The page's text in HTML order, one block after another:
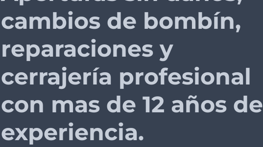
cambios de bombín,
reparaciones y
cerrajería profesional
con mas de 12 años de
experiencia.